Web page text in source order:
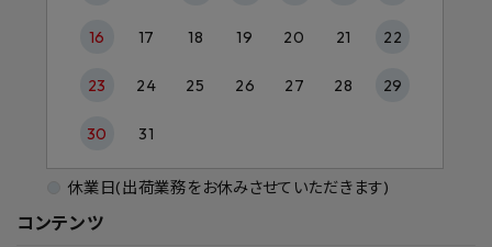
コンテンツ
16 17 18 19 20 21 22
23 24 25 26 27 28 29
30 31
休業日(出荷業務をお休みさせていただきます)